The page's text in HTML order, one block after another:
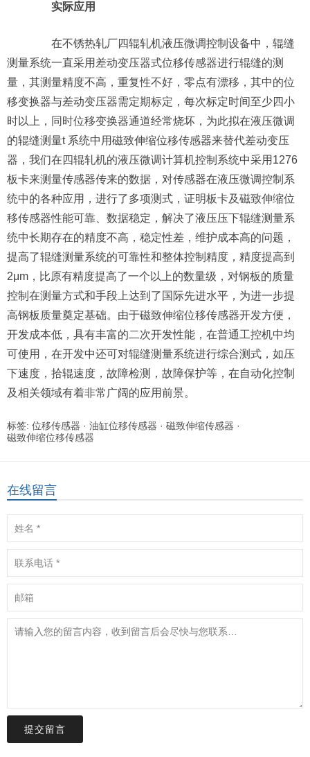
实际应用
在不锈热轧厂四辊轧机液压微调控制设备中，辊缝
测量系统一直采用差动变压器式位移传感器进行辊缝的测
量，其测量精度不高，重复性不好，零点有漂移，其中的位
移变换器与差动变压器需定期标定，每次标定时间至少四小
时以上，同时位移变换器通道经常烧坏，为此拟在液压微调
的辊缝测量t 系统中用磁致伸缩位移传感器来替代差动变压
器，我们在四辊轧机的液压微调计算机控制系统中采用1276
板卡来测量传感器传来的数据，对传感器在液压微调控制系
统中的各种应用，进行了多项测式，证明板卡及磁致伸缩位
移传感器性能可靠、数据稳定，解决了液压压下辊缝测量系
统中长期存在的精度不高，稳定性差，维护成本高的问题，
提高了辊缝测量系统的可靠性和整体控制精度，精度提高到
2μm，比原有精度提高了一个以上的数量级，对钢板的质量
控制在测量方式和手段上达到了国际先进水平，为进一步提
高钢板质量奠定基础。由于磁致伸缩位移传感器开发方便，
开发成本低，具有丰富的二次开发性能，在普通工控机中均
可使用，在开发中还可对辊缝测量系统进行综合测式，如压
下速度，拾辊速度，故障检测，故障保护等，在自动化控制
及相关领域有着非常广阔的应用前景。
标签: 位移传感器 · 油缸位移传感器 · 磁致伸缩传感器 ·
磁致伸缩位移传感器
在线留言
提交留言